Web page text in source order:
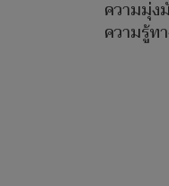
ความมุ่ง
ความรู้ท